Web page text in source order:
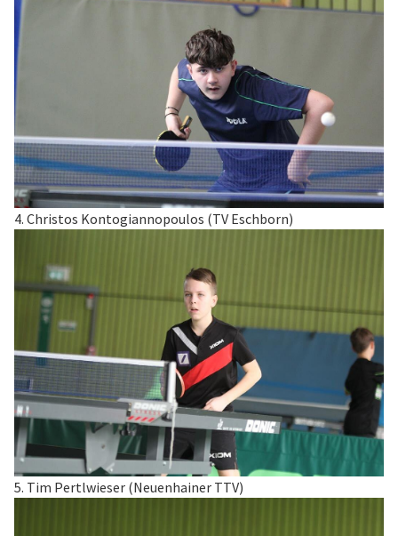
4. Christos Kontogiannopoulos (TV Eschborn)
5. Tim Pertlwieser (Neuenhainer TTV)